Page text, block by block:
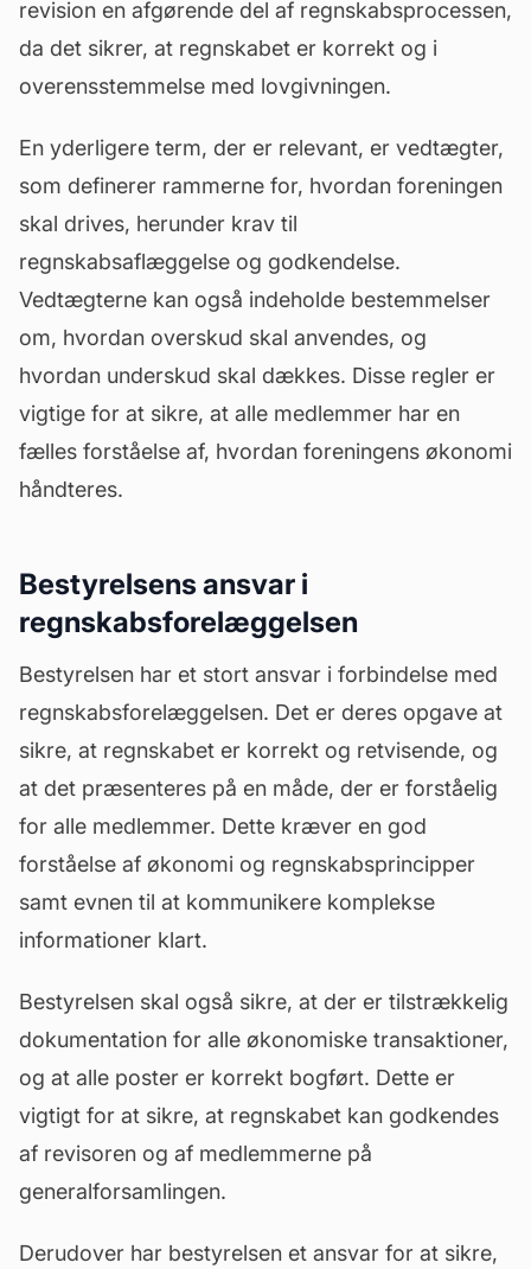
revision en afgørende del af regnskabsprocessen,
da det sikrer, at regnskabet er korrekt og i
overensstemmelse med lovgivningen.
En yderligere term, der er relevant, er vedtægter,
som definerer rammerne for, hvordan foreningen
skal drives, herunder krav til
regnskabsaflæggelse og godkendelse.
Vedtægterne kan også indeholde bestemmelser
om, hvordan overskud skal anvendes, og
hvordan underskud skal dækkes. Disse regler er
vigtige for at sikre, at alle medlemmer har en
fælles forståelse af, hvordan foreningens økonomi
håndteres.
Bestyrelsens ansvar i
regnskabsforelæggelsen
Bestyrelsen har et stort ansvar i forbindelse med
regnskabsforelæggelsen. Det er deres opgave at
sikre, at regnskabet er korrekt og retvisende, og
at det præsenteres på en måde, der er forståelig
for alle medlemmer. Dette kræver en god
forståelse af økonomi og regnskabsprincipper
samt evnen til at kommunikere komplekse
informationer klart.
Bestyrelsen skal også sikre, at der er tilstrækkelig
dokumentation for alle økonomiske transaktioner,
og at alle poster er korrekt bogført. Dette er
vigtigt for at sikre, at regnskabet kan godkendes
af revisoren og af medlemmerne på
generalforsamlingen.
Derudover har bestyrelsen et ansvar for at sikre,